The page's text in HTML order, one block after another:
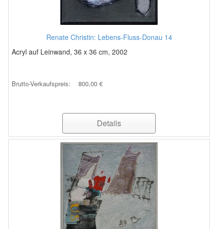
Renate Christin: Lebens-Fluss-Donau 14
Acryl auf Leinwand, 36 x 36 cm, 2002
Brutto-Verkaufspreis: 800,00 €
Details